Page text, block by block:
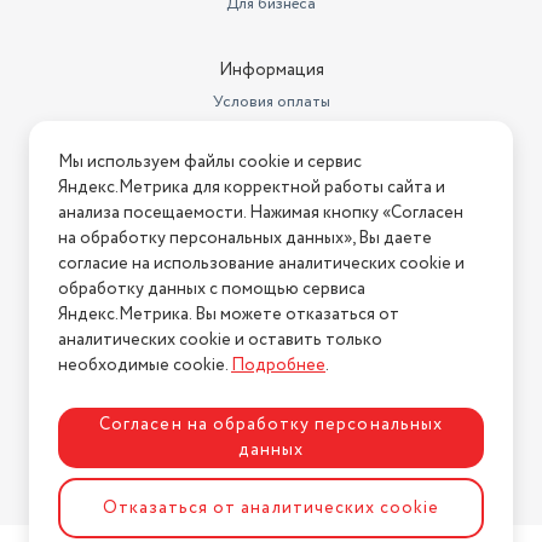
волос, концентратор, расческа
Длина шнура, м
2.8
Размеры, мм (ШхГхВ)
245х78х97
Вес с учетом упаковки
700
Комплектация
Фен 5 насадок
Цвет товара
фуксия
Бренд
Dyson
Длина товара в упаковке, в
метрах
Информация
Условия оплаты
Условия возврата
Нашли ошибку на сайте? Напишите нам
2026 © Интернет-магазин "АстМаркет". У нас есть всё!
Политика конфиденциальности
Разработка сайтаASTDESIGN
Мы используем файлы cookie и сервис
Яндекс.Метрика для корректной работы сайта и
анализа посещаемости. Нажимая кнопку «Согласен
на обработку персональных данных», Вы даете
согласие на использование аналитических cookie и
обработку данных с помощью сервиса
Яндекс.Метрика. Вы можете отказаться от
аналитических cookie и оставить только
необходимые cookie.Подробнее.
Согласен на обработку персональных
данных
Отказаться от аналитических cookie